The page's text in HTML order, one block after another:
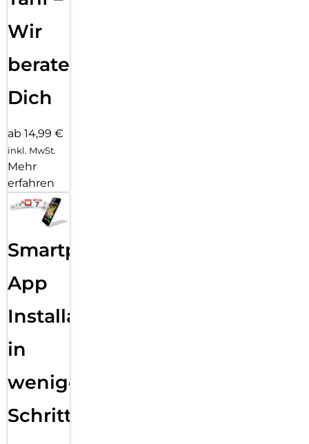
Wir
beraten
Dich
ab 14,99 €
inkl. MwSt.
Mehr
erfahren
Smartphone
App
Installation
in
wenigen
Schritten